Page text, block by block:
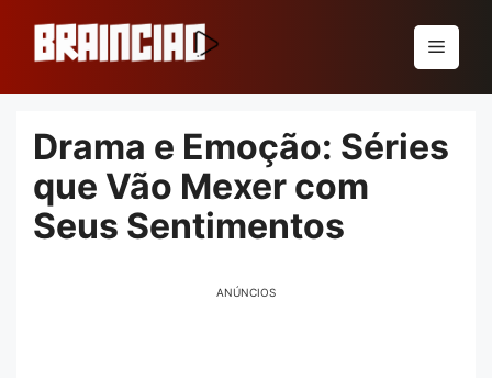
conteúdo
Menu
Drama e Emoção: Séries
que Vão Mexer com
Seus Sentimentos
ANÚNCIOS